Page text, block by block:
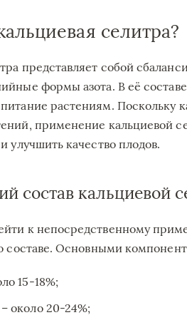
селитра?
представляет собой
формы азота. В её
растениям. Поскольку
применение кальциевой
улучшить качество плодов.
состав кальциевой
к непосредственному
составе. Основными
15-18%;
около 20-24%;